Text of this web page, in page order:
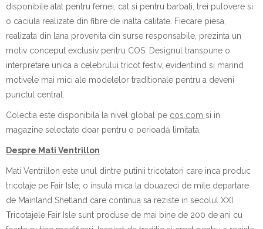
disponibile atat pentru femei, cat si pentru barbati; trei pulovere si
o caciula realizate din fibre de inalta calitate. Fiecare piesa,
realizata din lana provenita din surse responsabile, prezinta un
motiv conceput exclusiv pentru COS. Designul transpune o
interpretare unica a celebrului tricot festiv, evidentiind si marind
motivele mai mici ale modelelor traditionale pentru a deveni
punctul central.
Colectia este disponibila la nivel global pe cos.com si in
magazine selectate doar pentru o perioadă limitata.
Despre Mati Ventrillon
Mati Ventrillon este unul dintre putinii tricotatori care inca produc
tricotaje pe Fair Isle; o insula mica la douazeci de mile departare
de Mainland Shetland care continua sa reziste in secolul XXI.
Tricotajele Fair Isle sunt produse de mai bine de 200 de ani cu